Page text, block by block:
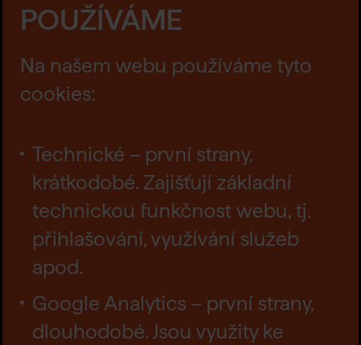
POUŽÍVÁME
Na našem webu používáme tyto
cookies:
Technické – první strany,
krátkodobé. Zajišťují základní
technickou funkčnost webu, tj.
přihlašování, využívání služeb
apod.
Google Analytics – první strany,
dlouhodobé. Jsou využity ke